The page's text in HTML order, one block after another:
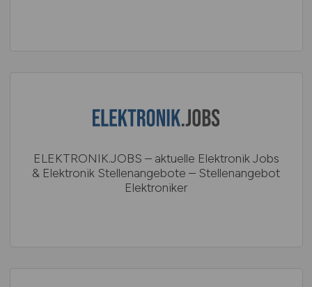
ELEKTRONIK.JOBS – aktuelle Elektronik Jobs
& Elektronik Stellenangebote – Stellenangebot
Elektroniker